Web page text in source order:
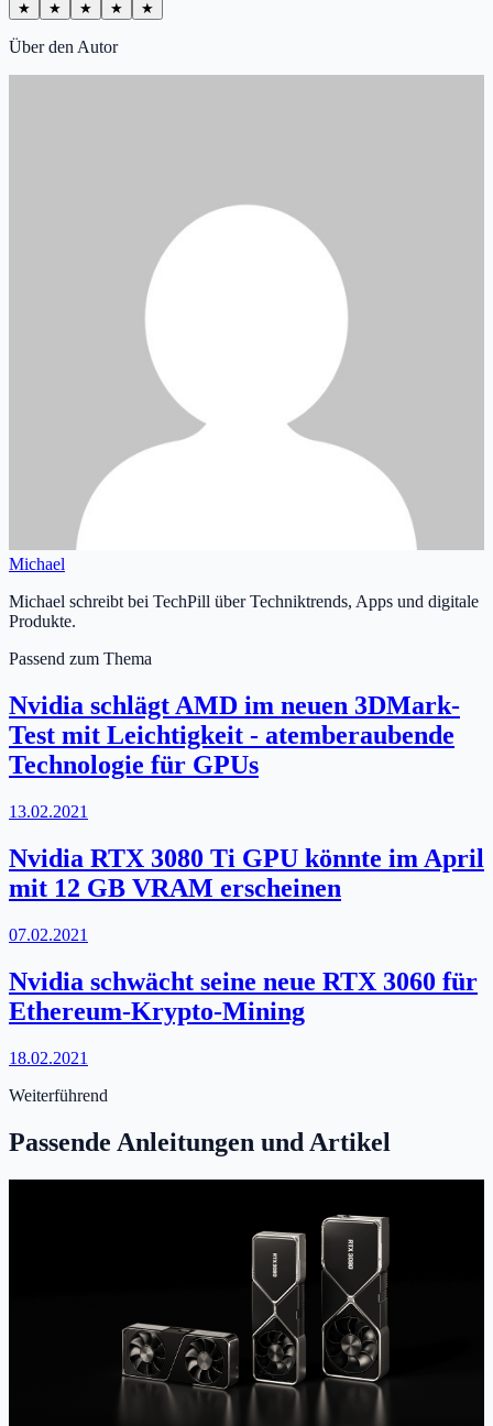
★ ★ ★ ★ ★
Über den Autor
Michael
Michael schreibt bei TechPill über Techniktrends, Apps und digitale
Produkte.
Passend zum Thema
Nvidia schlägt AMD im neuen 3DMark-
Test mit Leichtigkeit - atemberaubende
Technologie für GPUs
13.02.2021
Nvidia RTX 3080 Ti GPU könnte im April
mit 12 GB VRAM erscheinen
07.02.2021
Nvidia schwächt seine neue RTX 3060 für
Ethereum-Krypto-Mining
18.02.2021
Weiterführend
Passende Anleitungen und Artikel